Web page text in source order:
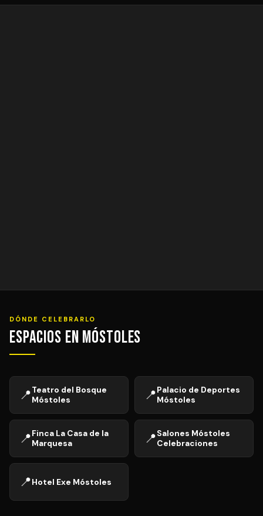
DÓNDE CELEBRARLO
Espacios en Móstoles
📍Teatro del Bosque
Móstoles
📍Palacio de Deportes
Móstoles
📍Finca La Casa de la
Marquesa
📍Salones Móstoles
Celebraciones
📍Hotel Exe Móstoles